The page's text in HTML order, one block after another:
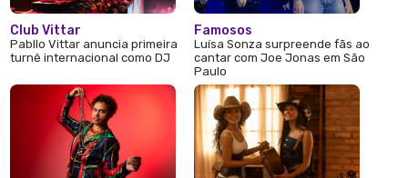
Club Vittar
Pabllo Vittar anuncia primeira
turnê internacional como DJ
Famosos
Luísa Sonza surpreende fãs ao
cantar com Joe Jonas em São
Paulo